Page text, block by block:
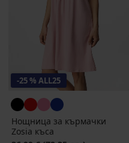
-25 % ALL25
Нощница за кърмачки
Zosia къса